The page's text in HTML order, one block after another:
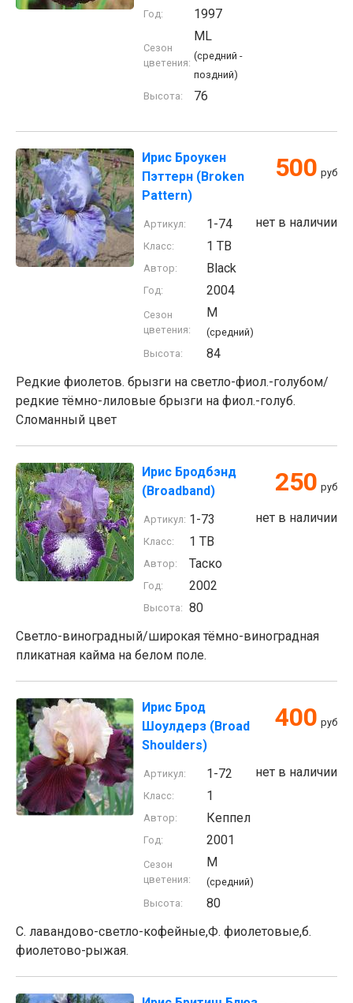
Год: 1997
Сезон
цветения:
ML
(средний -
поздний)
Высота:
76
Ирис Броукен
Пэттерн (Broken
Pattern)
500 руб
нет в наличии
Артикул: 1-74
Класс: 1 TB
Автор: Black
Год: 2004
Сезон
цветения:
M
(средний)
Высота:
84
Редкие фиолетов. брызги на светло-фиол.-голубом/
редкие тёмно-лиловые брызги на фиол.-голуб.
Сломанный цвет
Ирис Бродбэнд
(Broadband)
250 руб
нет в наличии
Артикул: 1-73
Класс: 1 TB
Автор: Таско
Год: 2002
Высота: 80
Светло-виноградный/широкая тёмно-виноградная
пликатная кайма на белом поле.
Ирис Брод
Шоулдерз (Broad
Shoulders)
400 руб
нет в наличии
Артикул: 1-72
Класс: 1
Автор: Кеппел
Год: 2001
Сезон
цветения:
M
(средний)
Высота:
80
С. лавандово-светло-кофейные,Ф. фиолетовые,б.
фиолетово-рыжая.